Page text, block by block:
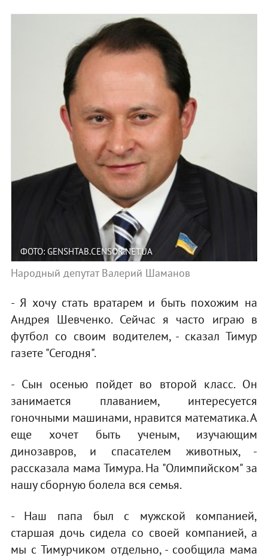
ФОТО: GENSHTAB.CENSOR.NET.UA
Народный депутат Валерий Шаманов
- Я хочу стать вратарем и быть похожим на
Андрея Шевченко. Сейчас я часто играю в
футбол со своим водителем, - сказал Тимур
газете "Сегодня".
- Сын осенью пойдет во второй класс. Он
занимается плаванием, интересуется
гоночными машинами, нравится математика. А
еще хочет быть ученым, изучающим
динозавров, и спасателем животных, -
рассказала мама Тимура. На "Олимпийском" за
нашу сборную болела вся семья.
- Наш папа был с мужской компанией,
старшая дочь сидела со своей компанией, а
мы с Тимурчиком отдельно, - сообщила мама